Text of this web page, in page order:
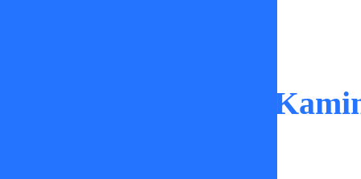
La nueva mujer de